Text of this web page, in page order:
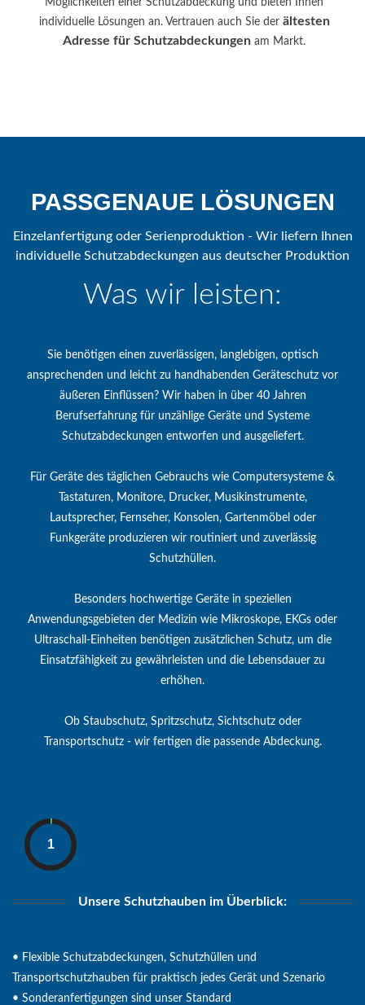
Möglichkeiten einer Schutzabdeckung und bieten Ihnen
individuelle Lösungen an. Vertrauen auch Sie derältesten
Adresse für Schutzabdeckungen am Markt.
PASSGENAUE LÖSUNGEN
Einzelanfertigung oder Serienproduktion - Wir liefern Ihnen
individuelle Schutzabdeckungen aus deutscher Produktion
Was wir leisten:
Sie benötigen einen zuverlässigen, langlebigen, optisch
ansprechenden und leicht zu handhabenden Geräteschutz vor
äußeren Einflüssen? Wir haben in über 40 Jahren
Berufserfahrung für unzählige Geräte und Systeme
Schutzabdeckungen entworfen und ausgeliefert.
Für Geräte des täglichen Gebrauchs wie Computersysteme &
Tastaturen, Monitore, Drucker, Musikinstrumente,
Lautsprecher, Fernseher, Konsolen, Gartenmöbel oder
Funkgeräte produzieren wir routiniert und zuverlässig
Schutzhüllen.
Besonders hochwertige Geräte in speziellen
Anwendungsgebieten der Medizin wie Mikroskope, EKGs oder
Ultraschall-Einheiten benötigen zusätzlichen Schutz, um die
Einsatzfähigkeit zu gewährleisten und die Lebensdauer zu
erhöhen.
Ob Staubschutz, Spritzschutz, Sichtschutz oder
Transportschutz - wir fertigen die passende Abdeckung.
Unsere Schutzhauben im Überblick:
• Flexible Schutzabdeckungen, Schutzhüllen und
Transportschutzhauben für praktisch jedes Gerät und Szenario
• Sonderanfertigungen sind unser Standard